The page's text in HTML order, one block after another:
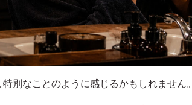
別なことのように感じるかもしれません。